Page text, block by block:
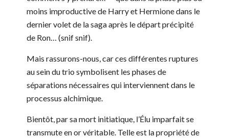
moins improductive de Harry et Hermione dans le
dernier volet de la saga après le départ précipité
de Ron… (snif snif).
Mais rassurons-nous, car ces différentes ruptures
au sein du trio symbolisent les phases de
séparations nécessaires qui interviennent dans le
processus alchimique.
Bientôt, par sa mort initiatique, l’Élu imparfait se
transmute en or véritable. Telle est la propriété de